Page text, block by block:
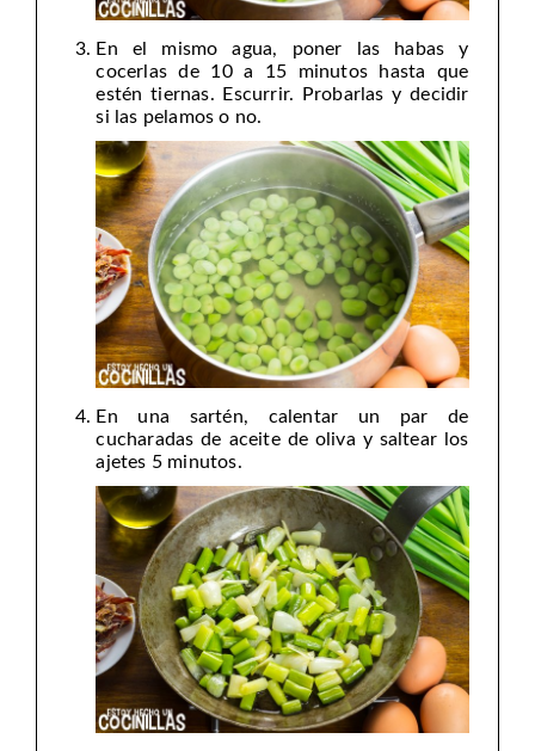
En el mismo agua, poner las habas y
cocerlas de 10 a 15 minutos hasta que
estén tiernas. Escurrir. Probarlas y decidir
si las pelamos o no.
En una sartén, calentar un par de
cucharadas de aceite de oliva y saltear los
ajetes 5 minutos.